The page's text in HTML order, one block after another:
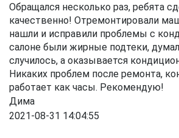
Обращался несколько раз, ребята
качественно! Отремонтировали
нашли и исправили проблемы с
салоне были жирные подтеки,
случилось, а оказывается
Никаких проблем после ремонта,
работает как часы. Рекомендую!
Дима
2021-08-31 14:04:55